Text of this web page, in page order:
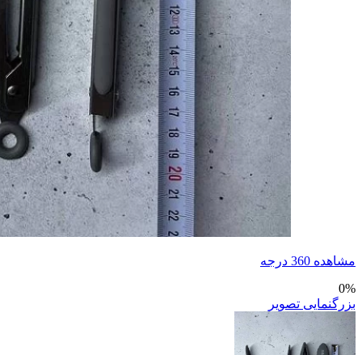
مشاهده 360 درجه
0%
بزرگنمایی تصویر